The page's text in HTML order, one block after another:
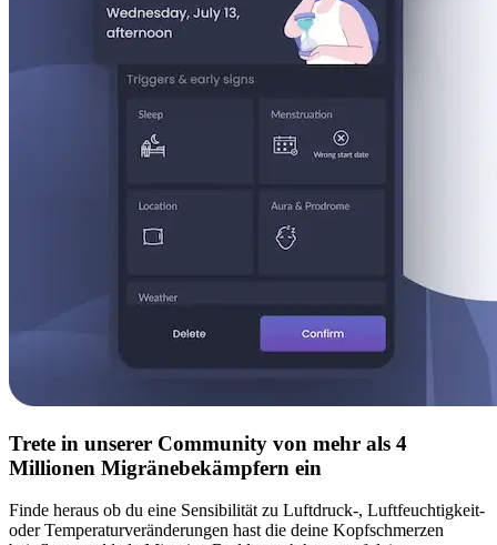
Trete in unserer Community von mehr als 4
Millionen Migränebekämpfern ein
Finde heraus ob du eine Sensibilität zu Luftdruck-, Luftfeuchtigkeit-
oder Temperaturveränderungen hast die deine Kopfschmerzen